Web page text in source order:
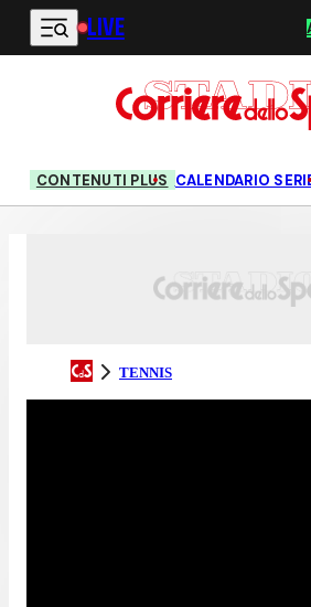
Vai al contenuto principale
LIVE
CONTENUTI PLUS CALENDARIO
TENNIS